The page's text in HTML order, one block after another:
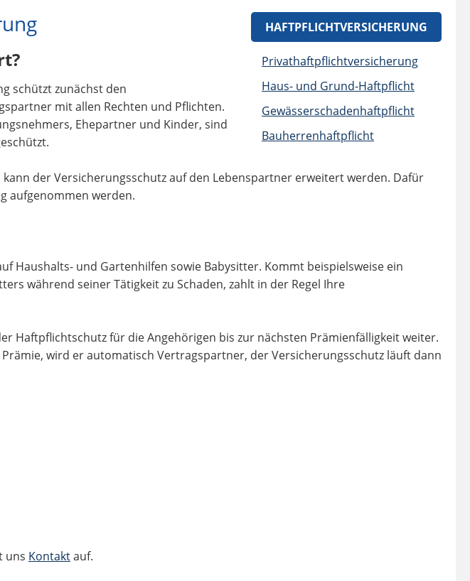
HAFTPFLICHTVERSICHERUNG
Privathaftpflichtversicherung
Haus- und Grund-Haftpflicht
Gewässerschadenhaftpflicht
Bauherrenhaftpflicht
schützt zunächst den
mit allen Rechten und Pflichten.
Ehepartner und Kinder, sind
kann der Versicherungsschutz auf den Lebenspartner erweitert werden. Dafür
aufgenommen werden.
Haushalts- und Gartenhilfen sowie Babysitter. Kommt beispielsweise ein
während seiner Tätigkeit zu Schaden, zahlt in der Regel Ihre
Haftpflichtschutz für die Angehörigen bis zur nächsten Prämienfälligkeit weiter.
wird er automatisch Vertragspartner, der Versicherungsschutz läuft dann
uns Kontaktauf.